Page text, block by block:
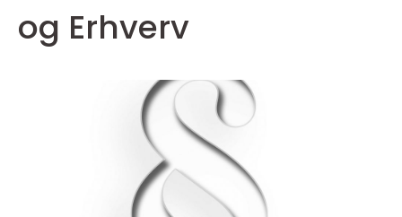
og Erhverv